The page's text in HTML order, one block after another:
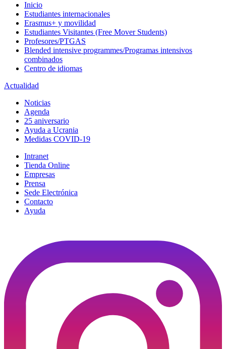
Inicio
Estudiantes internacionales
Erasmus+ y movilidad
Estudiantes Visitantes (Free Mover Students)
Profesores/PTGAS
Blended intensive programmes/Programas intensivos
combinados
Centro de idiomas
Actualidad
Noticias
Agenda
25 aniversario
Ayuda a Ucrania
Medidas COVID-19
Intranet
Tienda Online
Empresas
Prensa
Sede Electrónica
Contacto
Ayuda